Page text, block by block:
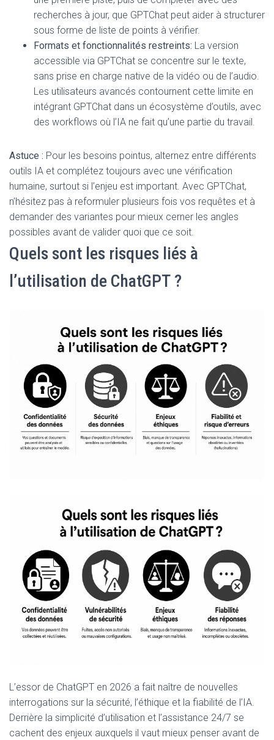
recherches à jour, que GPTChat peut aider à structurer
sous forme de liste de points à vérifier.
Formats et fonctionnalités restreints: La version
accessible via GPTChat se concentre sur le texte,
sans prise en charge native de la vidéo ou de l’audio.
Les utilisateurs avancés contournent cette limite en
intégrant GPTChat dans un écosystème d’outils, avec
des workflows où l’IA ne fait qu’une partie du travail.
Astuce : Pour les besoins pointus, alternez entre différents
outils IA et complétez toujours avec une vérification
humaine, surtout si l’enjeu est important. Avec GPTChat,
n’hésitez pas à reformuler plusieurs fois vos requêtes et à
demander des variantes pour mieux cerner les angles
possibles avant de valider quoi que ce soit.
Quels sont les risques liés à
l’utilisation de ChatGPT ?
L’essor de ChatGPT en 2026 a fait naître de nouvelles
interrogations sur la sécurité, l’éthique et la fiabilité de l’IA.
Derrière la simplicité d’utilisation et l’assistance 24/7 se
cachent des enjeux auxquels il vaut mieux penser avant de